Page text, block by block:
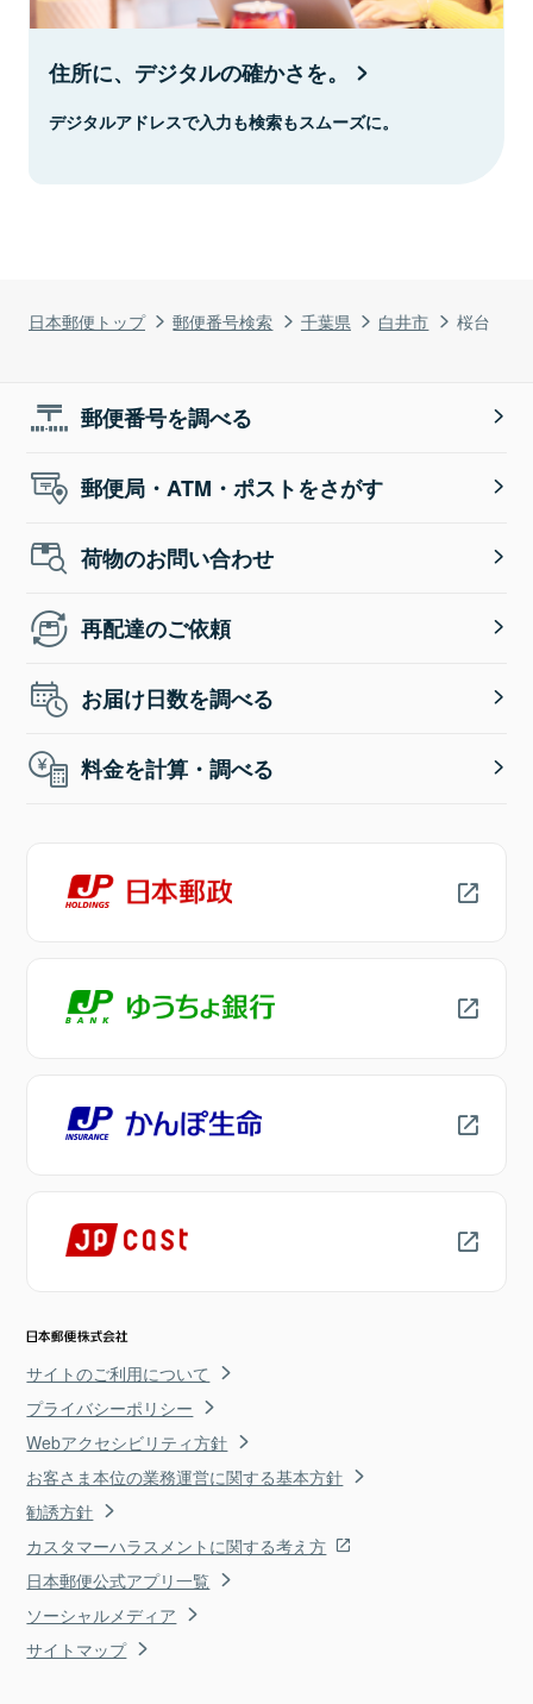
日本郵便トップ 郵便番号検索 千葉県 白井市 桜台
住所に、デジタルの確かさを。
デジタルアドレスで入力も検索もスムーズに。
郵便番号を調べる
郵便局・ATM・ポストをさがす
荷物のお問い合わせ
再配達のご依頼
お届け日数を調べる
料金を計算・調べる
サイトのご利用について
プライバシーポリシー
Webアクセシビリティ方針
お客さま本位の業務運営に関する基本方針
勧誘方針
カスタマーハラスメントに関する考え方
日本郵便公式アプリ一覧
ソーシャルメディア
サイトマップ